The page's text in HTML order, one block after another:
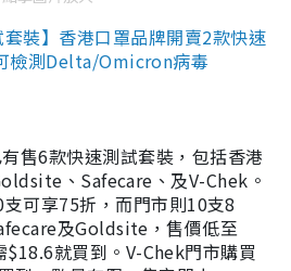
裝】香港口罩品牌開賣2款快速
檢測Delta/Omicron病毒
售6款快速測試套裝，包括香港
、Safecare、及V-Chek。
可享75折，而門市則10支8
及Goldsite，售價低至
就買到。V-Chek門市購買